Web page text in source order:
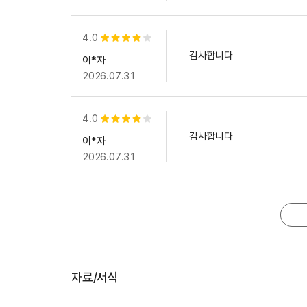
4.0 별점 4개
이*자
2026.07.31
감사합니다
4.0 별점 4개
이*자
2026.07.31
감사합니다
자료/서식